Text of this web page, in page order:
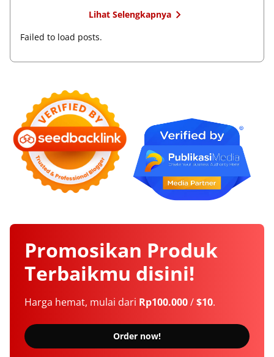
Lihat Selengkapnya
Failed to load posts.
Promosikan Produk
Terbaikmu disini!
Harga hemat, mulai dari Rp100.000/$10.
Order now!